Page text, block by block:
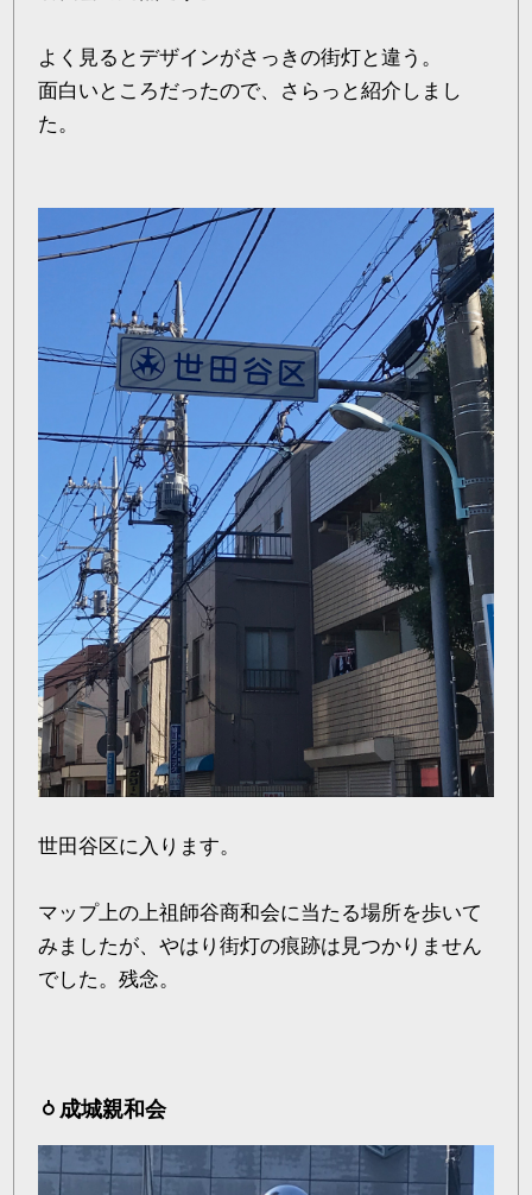
よく見るとデザインがさっきの街灯と違う。
面白いところだったので、さらっと紹介しまし
た。
世田谷区に入ります。
マップ上の上祖師谷商和会に当たる場所を歩いて
みましたが、やはり街灯の痕跡は見つかりません
でした。残念。
成城親和会